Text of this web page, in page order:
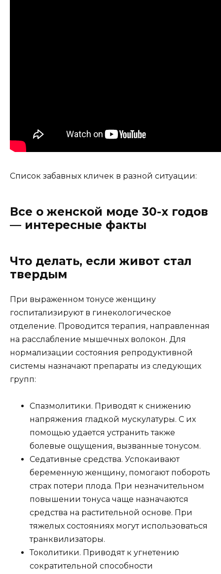
Список забавных кличек в разной ситуации:
Все о женской моде 30-х годов
— интересные факты
Что делать, если живот стал
твердым
При выраженном тонусе женщину
госпитализируют в гинекологическое
отделение. Проводится терапия, направленная
на расслабление мышечных волокон. Для
нормализации состояния репродуктивной
системы назначают препараты из следующих
групп:
Спазмолитики. Приводят к снижению
напряжения гладкой мускулатуры. С их
помощью удается устранить также
болевые ощущения, вызванные тонусом.
Седативные средства. Успокаивают
беременную женщину, помогают побороть
страх потери плода. При незначительном
повышении тонуса чаще назначаются
средства на растительной основе. При
тяжелых состояниях могут использоваться
транквилизаторы.
Токолитики. Приводят к угнетению
сократительной способности